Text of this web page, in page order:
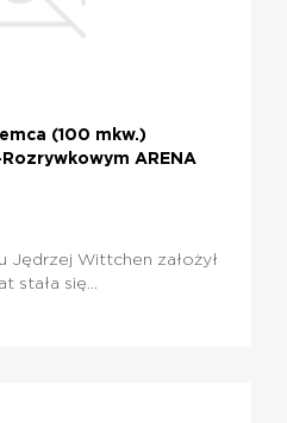
(100 mkw.)
ARENA
Jędrzej Wittchen założył
stała się...